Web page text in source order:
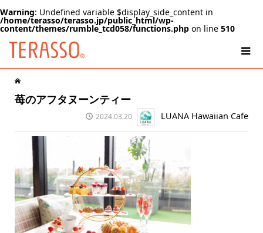
Warning: Undefined variable $display_side_content in
/home/terasso/terasso.jp/public_html/wp-
content/themes/rumble_tcd058/functions.php on line 510
苺のアフタヌーンティー
2024.03.20 LUANA Hawaiian Cafe